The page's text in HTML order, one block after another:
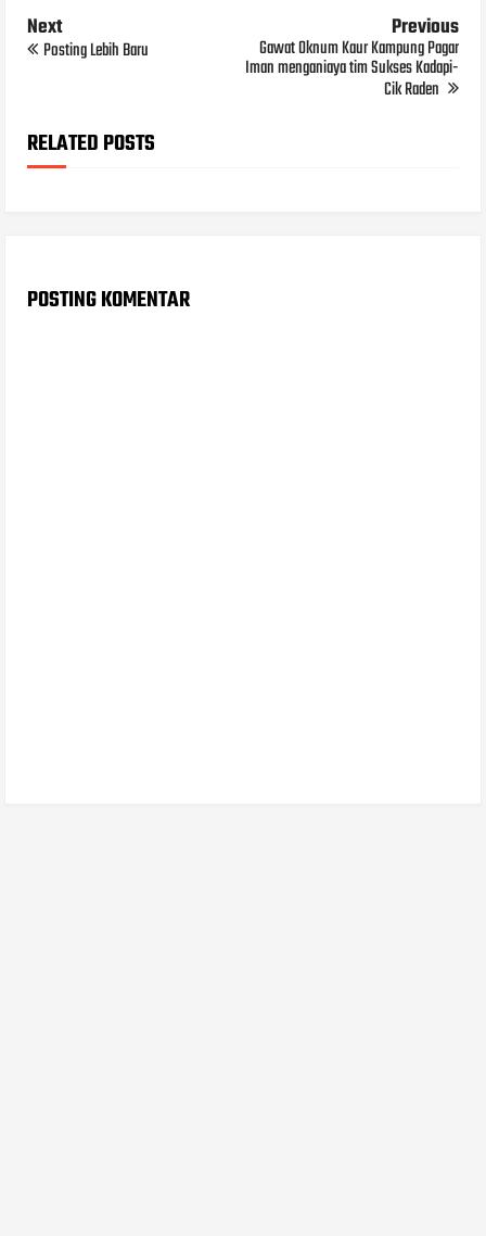
Next
Posting Lebih Baru
Previous
Gawat Oknum Kaur Kampung Pagar
Iman menganiaya tim Sukses Kadapi-
Cik Raden
RELATED POSTS
POSTING KOMENTAR